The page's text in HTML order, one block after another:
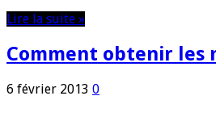
Lire la suite »
Comment obtenir les
6 février 2013 0